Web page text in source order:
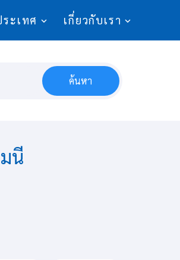
ระเทศ เกี่ยวกับเรา
ค้นหา
นี